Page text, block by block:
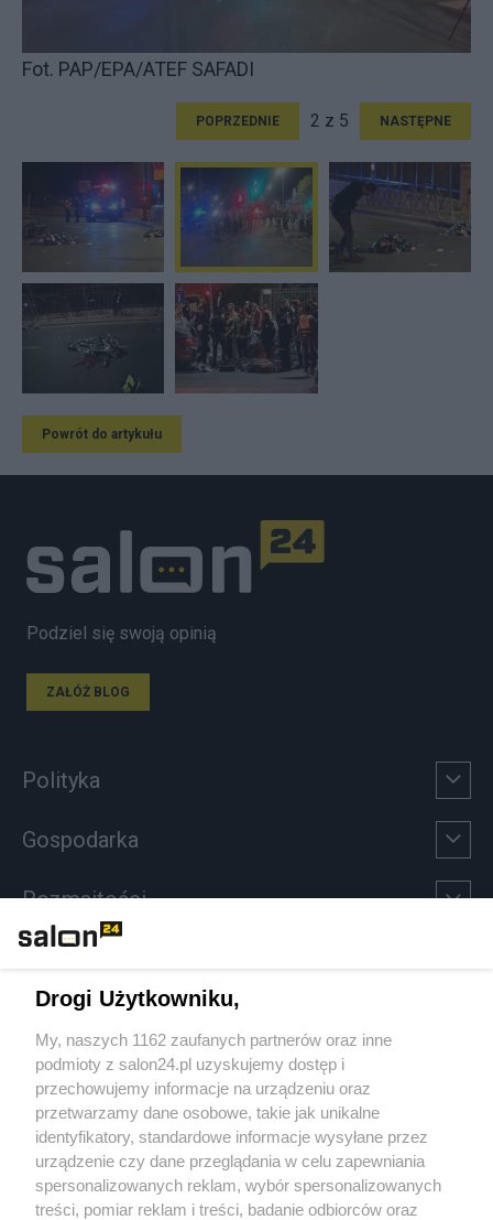
Fot. PAP/EPA/ATEF SAFADI
POPRZEDNIE 2 z 5 NASTĘPNE
Powrót do artykułu
Podziel się swoją opinią
ZAŁÓŻ BLOG
Polityka
Gospodarka
Rozmaitości
Sport
Społeczeństwo
Kultura
Drogi Użytkowniku,
My, naszych 1162 zaufanych partnerów oraz inne
podmioty z salon24.pl uzyskujemy dostęp i
przechowujemy informacje na urządzeniu oraz
przetwarzamy dane osobowe, takie jak unikalne
identyfikatory, standardowe informacje wysyłane przez
urządzenie czy dane przeglądania w celu zapewniania
spersonalizowanych reklam, wybór spersonalizowanych
treści, pomiar reklam i treści, badanie odbiorców oraz